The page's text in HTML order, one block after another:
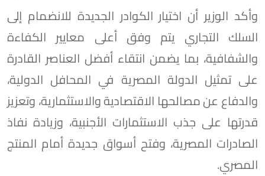
وأكد الوزير أن اختيار الكوادر الجديدة للانضمام إلى
السلك التجاري يتم وفق أعلى معايير الكفاءة
والشفافية، بما يضمن انتقاء أفضل العناصر القادرة
على تمثيل الدولة المصرية في المحافل الدولية،
والدفاع عن مصالحها الاقتصادية والاستثمارية، وتعزيز
قدرتها على جذب الاستثمارات الأجنبية، وزيادة نفاذ
الصادرات المصرية، وفتح أسواق جديدة أمام المنتج
المصري.